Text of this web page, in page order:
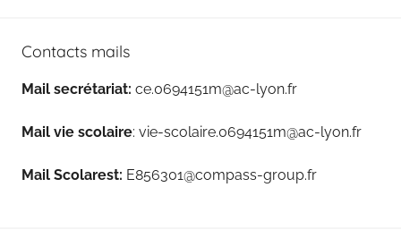
Contacts mails
Mail secrétariat: ce.0694151m@ac-lyon.fr
Mail vie scolaire: vie-scolaire.0694151m@ac-lyon.fr
Mail Scolarest: E856301@compass-group.fr